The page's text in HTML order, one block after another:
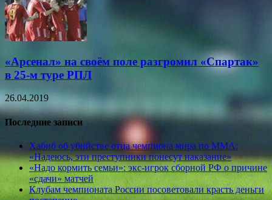
«Арсенал» на своём поле разгромил «Спартак»
в 25-м туре РПЛ
26.04.2019
Последние записи
Хабиб об убийстве отца чемпиона мира по ММА:
«Надеюсь, эти преступники понесут наказание»
«Надо кормить семьи»: экс-игрок сборной РФ о причине
«сдачи» матчей
Клубам чемпионата России посоветовали красть деньги